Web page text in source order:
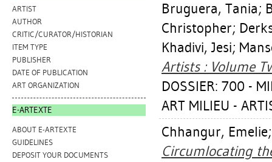
ARTIST
AUTHOR
CRITIC/CURATOR/HISTORIAN
ITEM TYPE
PUBLISHER
DATE OF PUBLICATION
ART ORGANIZATION
E-ARTEXTE
ABOUT E-ARTEXTE
GUIDELINES
DEPOSIT YOUR DOCUMENTS
Bruguera, Tania;
Christopher;
Khadivi, Jesi;
Artists : Volume
DOSSIER: 700 -
ART MILIEU -
Chhangur, Emelie
Circumlocating